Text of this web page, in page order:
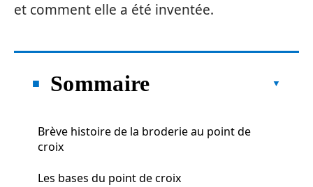
et comment elle a été inventée.
Sommaire
Brève histoire de la broderie au point de
croix
Les bases du point de croix